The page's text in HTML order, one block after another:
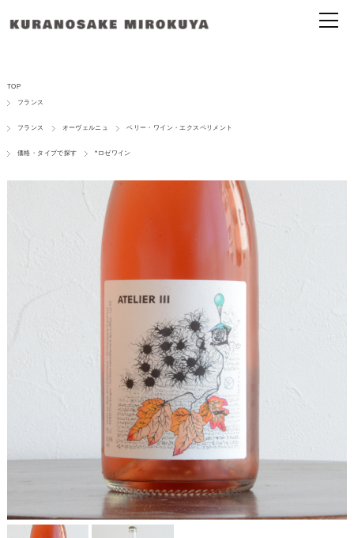
TOP
フランス
フランス オーヴェルニュ ベリー・ワイン・エクスペリメント
価格・タイプで探す *ロゼワイン